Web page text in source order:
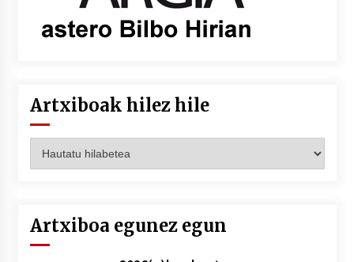
Artxiboak hilez hile
hilez
Artxiboa egunez egun